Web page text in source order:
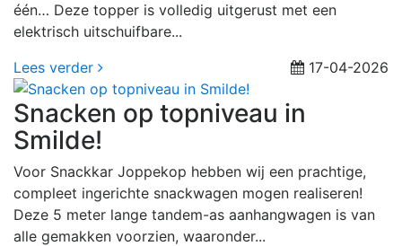
één… Deze topper is volledig uitgerust met een
elektrisch uitschuifbare...
Lees verder
17-04-2026
Snacken op topniveau in
Smilde!
Voor Snackkar Joppekop hebben wij een prachtige,
compleet ingerichte snackwagen mogen realiseren!
Deze 5 meter lange tandem-as aanhangwagen is van
alle gemakken voorzien, waaronder...